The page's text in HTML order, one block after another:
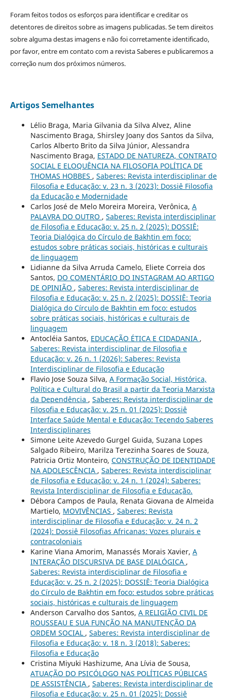
Foram feitos todos os esforços para identificar e creditar os
detentores de direitos sobre as imagens publicadas. Se tem direitos
sobre alguma destas imagens e não foi corretamente identificado,
por favor, entre em contato com a revista Saberes e publicaremos a
correção num dos próximos números.
Artigos Semelhantes
Lélio Braga, Maria Gilvania da Silva Alvez, Aline
Nascimento Braga, Shirsley Joany dos Santos da Silva,
Carlos Alberto Brito da Silva Júnior, Alessandra
Nascimento Braga, ESTADO DE NATUREZA, CONTRATO
SOCIAL E ELOQUÊNCIA NA FILOSOFIA POLÍTICA DE
THOMAS HOBBES , Saberes: Revista interdisciplinar de
Filosofia e Educação: v. 23 n. 3 (2023): Dossiê Filosofia
da Educação e Modernidade
Carlos José de Melo Moreira Moreira, Verônica, A
PALAVRA DO OUTRO , Saberes: Revista interdisciplinar
de Filosofia e Educação: v. 25 n. 2 (2025): DOSSIÊ:
Teoria Dialógica do Círculo de Bakhtin em foco:
estudos sobre práticas sociais, históricas e culturais
de linguagem
Lidianne da Silva Arruda Camelo, Eliete Correia dos
Santos, DO COMENTÁRIO DO INSTAGRAM AO ARTIGO
DE OPINIÃO , Saberes: Revista interdisciplinar de
Filosofia e Educação: v. 25 n. 2 (2025): DOSSIÊ: Teoria
Dialógica do Círculo de Bakhtin em foco: estudos
sobre práticas sociais, históricas e culturais de
linguagem
Antocléia Santos, EDUCAÇÃO ÉTICA E CIDADANIA ,
Saberes: Revista interdisciplinar de Filosofia e
Educação: v. 26 n. 1 (2026): Saberes: Revista
Interdisciplinar de Filosofia e Educação
Flavio Jose Souza Silva, A Formação Social, Histórica,
Política e Cultural do Brasil a partir da Teoria Marxista
da Dependência , Saberes: Revista interdisciplinar de
Filosofia e Educação: v. 25 n. 01 (2025): Dossiê
Interface Saúde Mental e Educação: Tecendo Saberes
Interdisciplinares
Simone Leite Azevedo Gurgel Guida, Suzana Lopes
Salgado Ribeiro, Marilza Terezinha Soares de Souza,
Patricia Ortiz Monteiro, CONSTRUÇÃO DE IDENTIDADE
NA ADOLESCÊNCIA , Saberes: Revista interdisciplinar
de Filosofia e Educação: v. 24 n. 1 (2024): Saberes:
Revista Interdisciplinar de Filosofia e Educação.
Débora Campos de Paula, Renata Giovana de Almeida
Martielo, MOVIVÊNCIAS , Saberes: Revista
interdisciplinar de Filosofia e Educação: v. 24 n. 2
(2024): Dossiê Filosofias Africanas: Vozes plurais e
contracoloniais
Karine Viana Amorim, Manassés Morais Xavier, A
INTERAÇÃO DISCURSIVA DE BASE DIALÓGICA ,
Saberes: Revista interdisciplinar de Filosofia e
Educação: v. 25 n. 2 (2025): DOSSIÊ: Teoria Dialógica
do Círculo de Bakhtin em foco: estudos sobre práticas
sociais, históricas e culturais de linguagem
Anderson Carvalho dos Santos, A RELIGIÃO CIVIL DE
ROUSSEAU E SUA FUNÇÃO NA MANUTENÇÃO DA
ORDEM SOCIAL , Saberes: Revista interdisciplinar de
Filosofia e Educação: v. 18 n. 3 (2018): Saberes:
Filosofia e Educação
Cristina Miyuki Hashizume, Ana Lívia de Sousa,
ATUAÇÃO DO PSICÓLOGO NAS POLÍTICAS PÚBLICAS
DE ASSISTÊNCIA , Saberes: Revista interdisciplinar de
Filosofia e Educação: v. 25 n. 01 (2025): Dossiê